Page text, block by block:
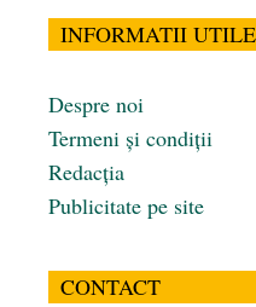
INFORMATII UTILE
Despre noi
Termeni și condiții
Redacția
Publicitate pe site
CONTACT